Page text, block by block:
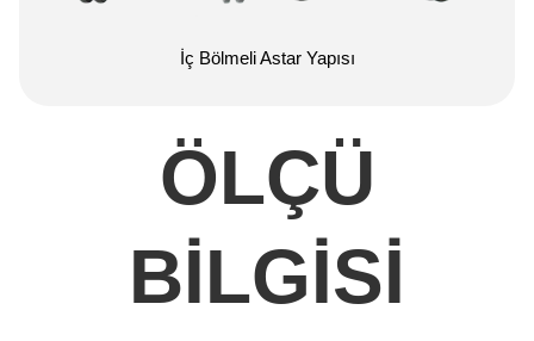
İç Bölmeli Astar Yapısı
ÖLÇÜ
BİLGİSİ